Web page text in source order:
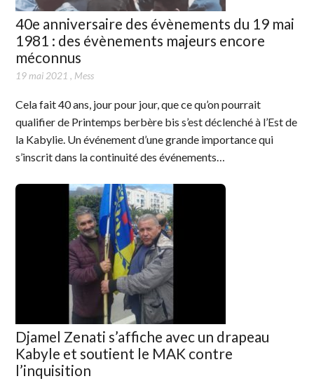
40e anniversaire des évènements du 19 mai
1981 : des évènements majeurs encore
méconnus
19 mai 2021 , Mess
Cela fait 40 ans, jour pour jour, que ce qu’on pourrait
qualifier de Printemps berbère bis s’est déclenché à l’Est de
la Kabylie. Un événement d’une grande importance qui
s’inscrit dans la continuité des événements…
Djamel Zenati s’affiche avec un drapeau
Kabyle et soutient le MAK contre
l’inquisition